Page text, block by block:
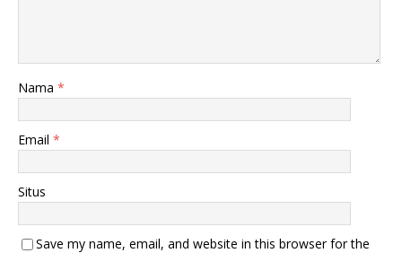
Nama *
Email *
Situs
Save my name, email, and website in this browser for the